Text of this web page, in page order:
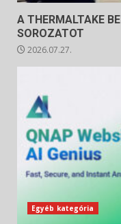
A THERMALTAKE
SOROZATOT
2026.07.27.
Egyéb kategória